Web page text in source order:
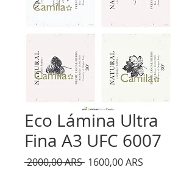
Eco Lámina Ultra
Fina A3 UFC 6007
2000,00 ARS Precio
1600,00 ARS